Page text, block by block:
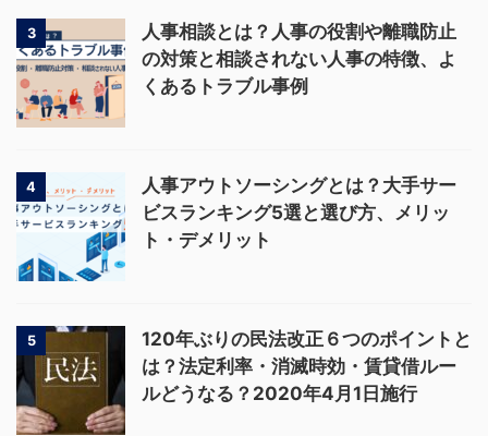
3
人事相談とは？人事の役割や離職防止
の対策と相談されない人事の特徴、よ
くあるトラブル事例
4
人事アウトソーシングとは？大手サー
ビスランキング5選と選び方、メリッ
ト・デメリット
5
120年ぶりの民法改正６つのポイントと
は？法定利率・消滅時効・賃貸借ルー
ルどうなる？2020年4月1日施行